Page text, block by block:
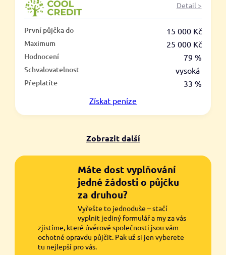
Detail >
První půjčka do 15 000 Kč
Maximum 25 000 Kč
Hodnocení 79 %
Schvalovatelnost vysoká
Přeplatíte
33 %
Získat peníze
Zobrazit další
Máte dost vyplňování
jedné žádosti o půjčku
za druhou?
Vyřešte to jednoduše – stačí
vyplnit jediný formulář a my za vás
zjistíme, které úvěrové společnosti jsou vám
ochotné opravdu půjčit. Pak už si jen vyberete
tu nejlepší pro vás.